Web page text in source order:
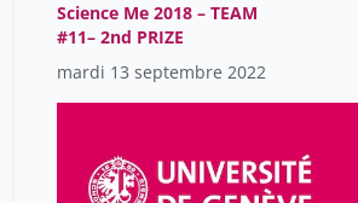
Science Me 2018 – TEAM
#11– 2nd PRIZE
mardi 13 septembre 2022